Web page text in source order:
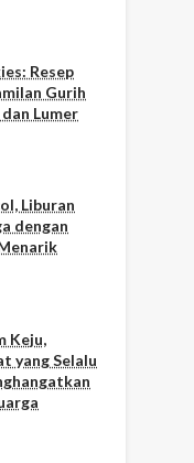
Resep
Gurih
Lumer
Liburan
dengan
Keju,
yang Selalu